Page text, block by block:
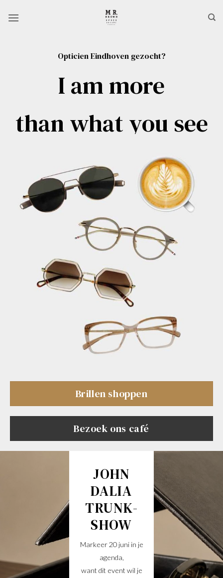
naar
Opticien Eindhoven gezocht?
I am more
than what you see
Brillen shoppen
Bezoek ons café
JOHN
DALIA
TRUNK-
SHOW
Markeer 20 juni in je
agenda,
want dit event wil je